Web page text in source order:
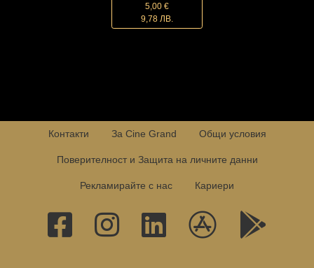
5,00 €
9,78 ЛВ.
Контакти За Cine Grand Общи условия
Поверителност и Защита на личните данни
Рекламирайте с нас Кариери